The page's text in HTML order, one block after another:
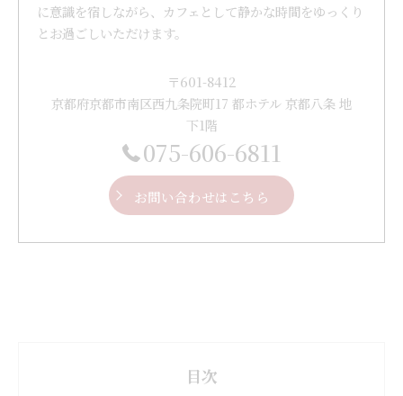
に意識を宿しながら、カフェとして静かな時間をゆっくり
とお過ごしいただけます。
〒601-8412
京都府京都市南区西九条院町17 都ホテル 京都八条 地
下1階
075-606-6811
お問い合わせはこちら
目次